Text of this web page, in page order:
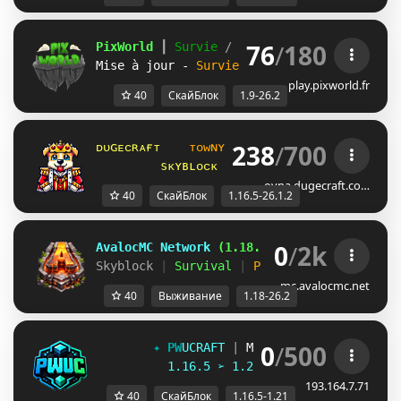
PixWorld Survie / Skyblock ┃ 1.9 ➸ 26.2
Mise à jour - Survie ORION
76/180
play.pixworld.fr
40 СкайБлок 1.9-26.2
ᴅᴜɢᴇᴄʀᴀғᴛ ᴛᴏᴡɴʏ & sᴋʏʙ ʟᴏᴄᴋ 6
sᴋʏʙʟᴏᴄᴋ 3. sᴇᴢᴏɴ: 8.07.26 15.00
238/700
oyna.dugecraft.co…
40 СкайБлок 1.16.5-26.1.2
AvalocMC Network
(1.18.x-26.2)
Skyblock
Survival Prison | Factions
0/2k
mc.avalocmc.net
40 Выживание 1.18-26.2
✦ PWUCRAFT
Modern Skyblock
1.16.5 ➢ 1.21.x
• Sezon 1
0/500
193.164.7.71
40 СкайБлок 1.16.5-1.21